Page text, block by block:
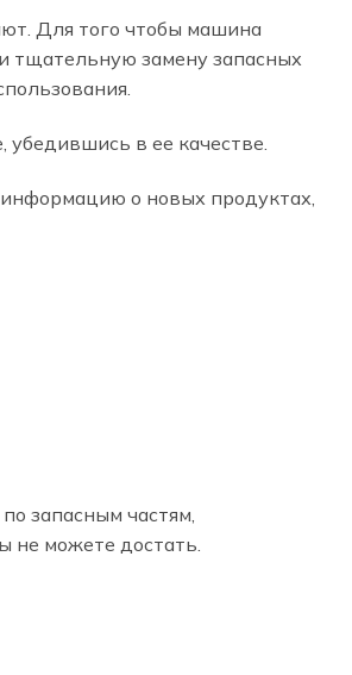
Для того чтобы машина
тщательную замену запасных
в ее качестве.
о новых продуктах,
запасным частям,
не можете достать.